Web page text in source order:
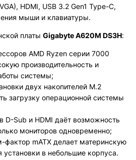
HDMI, USB 3.2 Gen1 Type-C,
мыши и клавиатуры.
платы Gigabyte A620M DS3H:
AMD Ryzen серии 7000
производительность и
системы;
двух накопителей M.2
загрузку операционной системы
D-Sub и HDMI даёт возможность
мониторов одновременно;
mATX делает материнскую
установки в небольшие корпуса.